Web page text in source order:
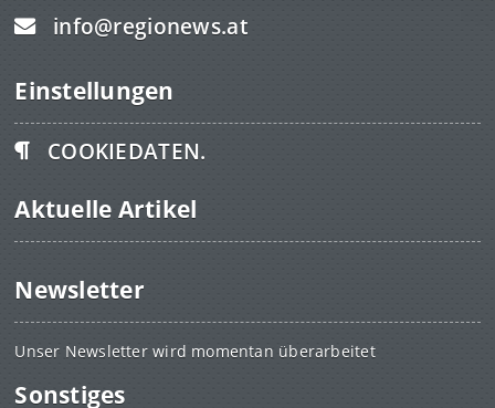
info@regionews.at
Einstellungen
COOKIEDATEN.
Aktuelle Artikel
Newsletter
Unser Newsletter wird momentan überarbeitet
Sonstiges